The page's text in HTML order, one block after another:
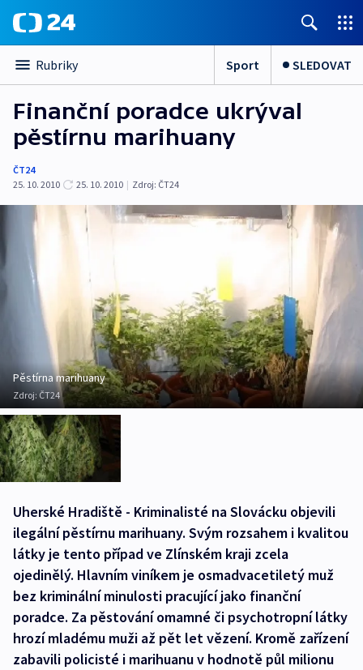
Rubriky Sport SLEDOVAT
Finanční poradce ukrýval
pěstírnu marihuany
ČT24
25. 10. 2010
25. 10. 2010 | Zdroj: ČT24
Pěstírna marihuany
Zdroj:ČT24
Uherské Hradiště - Kriminalisté na Slovácku objevili
ilegální pěstírnu marihuany. Svým rozsahem i kvalitou
látky je tento případ ve Zlínském kraji zcela
ojedinělý. Hlavním viníkem je osmadvacetiletý muž
bez kriminální minulosti pracující jako finanční
poradce. Za pěstování omamné či psychotropní látky
hrozí mladému muži až pět let vězení. Kromě zařízení
zabavili policisté i marihuanu v hodnotě půl milionu